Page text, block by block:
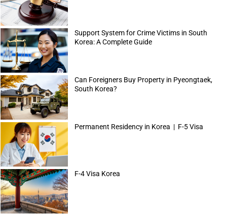
Support System for Crime Victims in South
Korea: A Complete Guide
Can Foreigners Buy Property in Pyeongtaek,
South Korea?
Permanent Residency in Korea | F-5 Visa
F-4 Visa Korea